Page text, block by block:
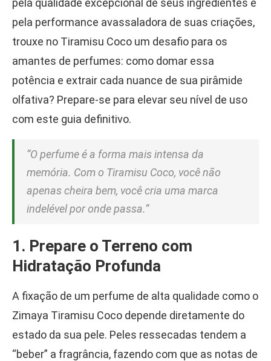
pela qualidade excepcional de seus ingredientes e
pela performance avassaladora de suas criações,
trouxe no Tiramisu Coco um desafio para os
amantes de perfumes: como domar essa
potência e extrair cada nuance de sua pirâmide
olfativa? Prepare-se para elevar seu nível de uso
com este guia definitivo.
“O perfume é a forma mais intensa da
memória. Com o Tiramisu Coco, você não
apenas cheira bem, você cria uma marca
indelével por onde passa.”
1. Prepare o Terreno com
Hidratação Profunda
A fixação de um perfume de alta qualidade como o
Zimaya Tiramisu Coco depende diretamente do
estado da sua pele. Peles ressecadas tendem a
“beber” a fragrância, fazendo com que as notas de